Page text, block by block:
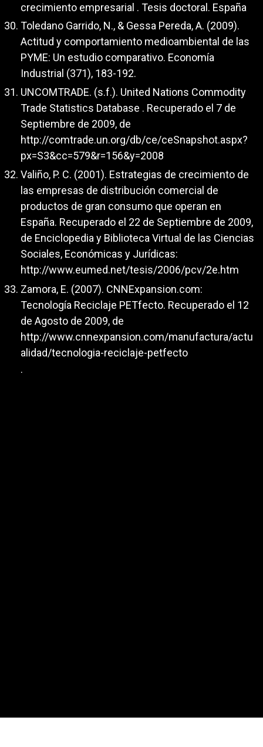
crecimiento empresarial . Tesis doctoral. España
Toledano Garrido, N., & Gessa Pereda, A. (2009).
Actitud y comportamiento medioambiental de las
PYME: Un estudio comparativo. Economía
Industrial (371), 183-192.
UNCOMTRADE. (s.f.). United Nations Commodity
Trade Statistics Database . Recuperado el 7 de
Septiembre de 2009, de
http://comtrade.un.org/db/ce/ceSnapshot.aspx?
px=S3&cc=579&r=156&y=2008
Valiño, P. C. (2001). Estrategias de crecimiento de
las empresas de distribución comercial de
productos de gran consumo que operan en
España. Recuperado el 22 de Septiembre de 2009,
de Enciclopedia y Biblioteca Virtual de las Ciencias
Sociales, Económicas y Jurídicas:
http://www.eumed.net/tesis/2006/pcv/2e.htm
Zamora, E. (2007). CNNExpansion.com:
Tecnología Reciclaje PETfecto. Recuperado el 12
de Agosto de 2009, de
http://www.cnnexpansion.com/manufactura/actu
alidad/tecnologia-reciclaje-petfecto
.